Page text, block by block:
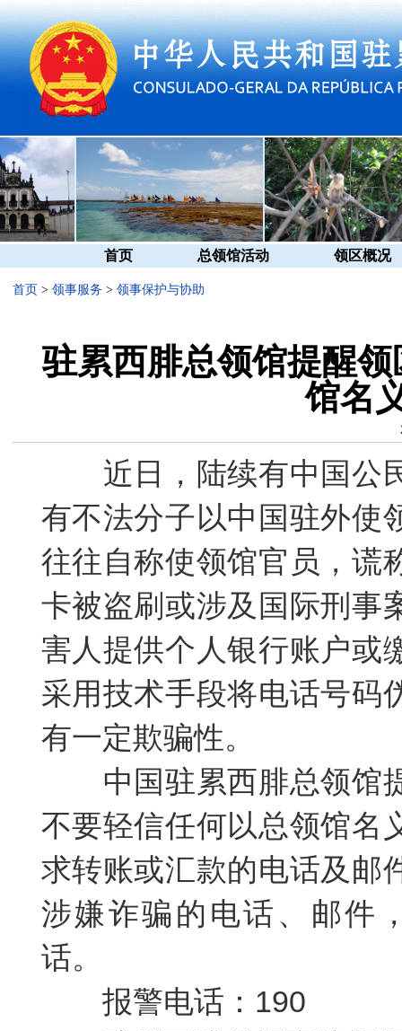
首页 总领馆活动 领区概况
首页 > 领事服务 > 领事保护与协助
驻累西腓总领馆提醒
馆名
近日， 陆续有中国公
有不法分子以中国驻外使
往往自称使领馆官员，谎
卡被盗刷或涉及国际刑事
害人提供个人银行账户或
采用技术手段将电话号码
有一定欺骗性。
中国驻累西腓总领馆
不要轻信任何以总领馆名
求转账或汇款的电话及邮
涉嫌诈骗的电话、邮件
话。
报警电话：190